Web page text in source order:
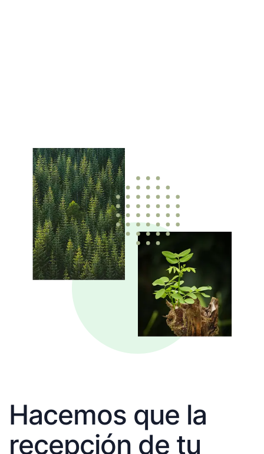
Hacemos que la
recepción de tu